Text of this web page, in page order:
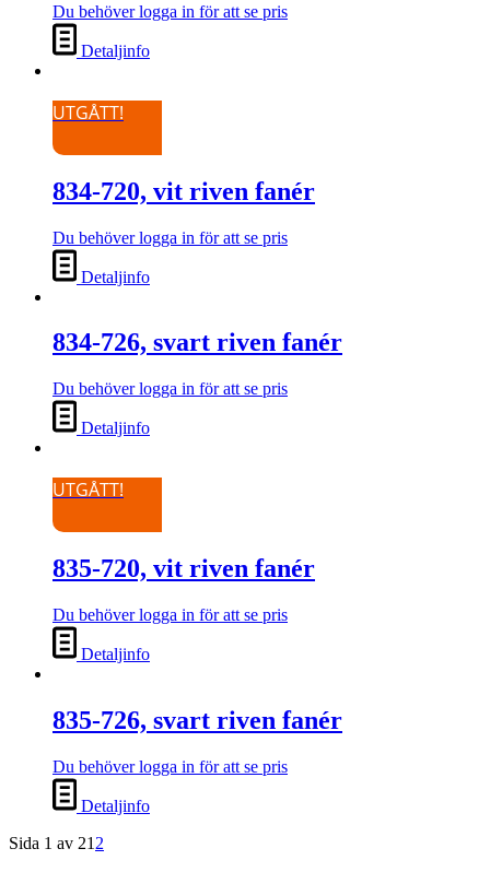
Du behöver logga in för att se pris
Detaljinfo
UTGÅTT!
834-720, vit riven fanér
Du behöver logga in för att se pris
Detaljinfo
834-726, svart riven fanér
Du behöver logga in för att se pris
Detaljinfo
UTGÅTT!
835-720, vit riven fanér
Du behöver logga in för att se pris
Detaljinfo
835-726, svart riven fanér
Du behöver logga in för att se pris
Detaljinfo
Sida 1 av 21 2